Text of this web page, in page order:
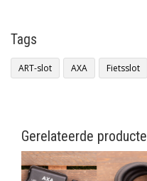
Tags
ART-slot AXA Fietsslot
Gerelateerde